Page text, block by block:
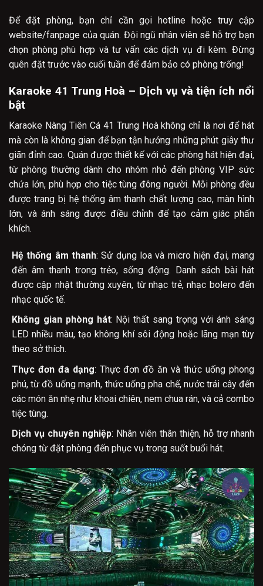
Để đặt phòng, bạn chỉ cần gọi hotline hoặc truy cập
website/fanpage của quán. Đội ngũ nhân viên sẽ hỗ trợ bạn
chọn phòng phù hợp và tư vấn các dịch vụ đi kèm. Đừng
quên đặt trước vào cuối tuần để đảm bảo có phòng trống!
Karaoke 41 Trung Hoà – Dịch vụ và tiện ích nổi
bật
Karaoke Nàng Tiên Cá 41 Trung Hoà không chỉ là nơi để hát
mà còn là không gian để bạn tận hưởng những phút giây thư
giãn đỉnh cao. Quán được thiết kế với các phòng hát hiện đại,
từ phòng thường dành cho nhóm nhỏ đến phòng VIP sức
chứa lớn, phù hợp cho tiệc tùng đông người. Mỗi phòng đều
được trang bị hệ thống âm thanh chất lượng cao, màn hình
lớn, và ánh sáng được điều chỉnh để tạo cảm giác phấn
khích.
Hệ thống âm thanh: Sử dụng loa và micro hiện đại, mang
đến âm thanh trong trẻo, sống động. Danh sách bài hát
được cập nhật thường xuyên, từ nhạc trẻ, nhạc bolero đến
nhạc quốc tế.
Không gian phòng hát: Nội thất sang trọng với ánh sáng
LED nhiều màu, tạo không khí sôi động hoặc lãng mạn tùy
theo sở thích.
Thực đơn đa dạng: Thực đơn đồ ăn và thức uống phong
phú, từ đồ uống mạnh, thức uống pha chế, nước trái cây đến
các món ăn nhẹ như khoai chiên, nem chua rán, và cả combo
tiệc tùng.
Dịch vụ chuyên nghiệp: Nhân viên thân thiện, hỗ trợ nhanh
chóng từ đặt phòng đến phục vụ trong suốt buổi hát.